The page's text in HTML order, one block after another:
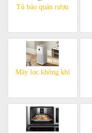
Tủ bảo quản rượu
Máy lọc không khí